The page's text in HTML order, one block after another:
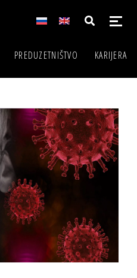
PREDUZETNIŠTVO KARIJERA